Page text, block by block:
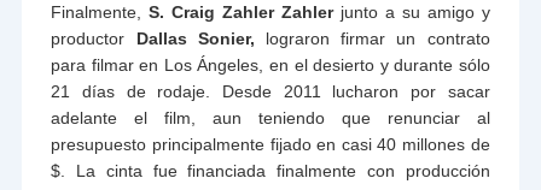
Finalmente,S. Craig Zahler Zahlerjunto a su amigo y
productor Dallas Sonier, lograron firmar un contrato
para filmar en Los Ángeles, en el desierto y durante sólo
21 días de rodaje. Desde 2011 lucharon por sacar
adelante el film, aun teniendo que renunciar al
presupuesto principalmente fijado en casi 40 millones de
$. La cinta fue financiada finalmente con producción